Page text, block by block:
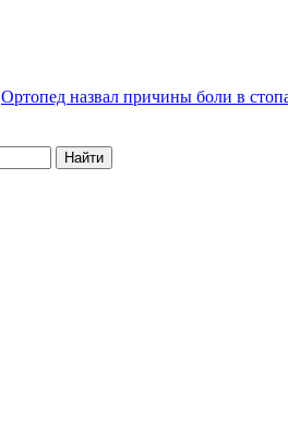
Ортопед назвал причины боли в